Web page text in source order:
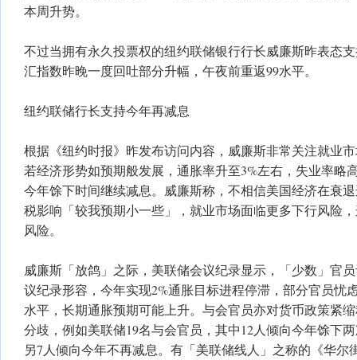
本周升势。
不过当拥有永久投票权的纽约联储银行行长威廉斯昨表态
汇指数昨晚一度回吐部分升幅，午夜前重返99水平。
纽约联储行长支持今年再减息
根据《纽约时报》昨发布访问内容，威廉斯非常关注就业
若经济形势如预期般发展，通胀率升至3%左右，失业率略
今年馀下时间继续减息。威廉斯称，不相信美国经济在衰
税影响「较我预期小一些」，就业市场面临更多下行风险
风险。
威廉斯「放鸽」之际，美联储会议纪录显示，「少数」官
议纪录形容，今年实现2%通胀目标进程停滞，部分官员忧
水平，长期通胀预期可能上升。与会官员亦对货币政策紧
分歧，例如美联储19名与会官员，其中12人倾向今年馀下
另7人倾向今年不再减息。有「美联储线人」之称的《华尔